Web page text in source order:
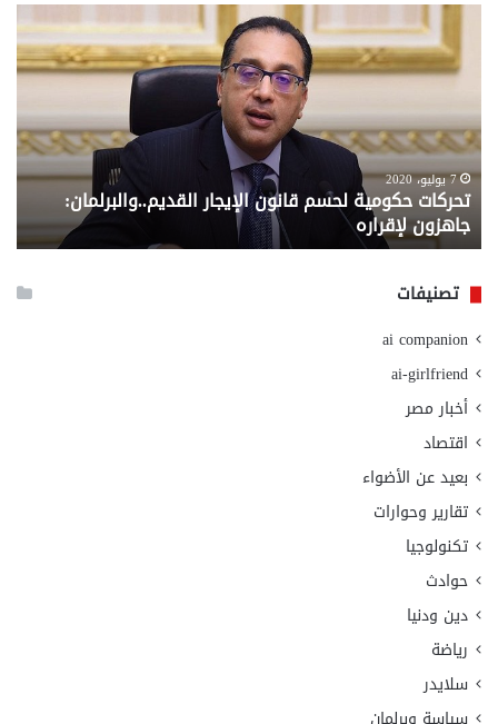
تحركات
حكومية
لحسم
قانون
القديم..والبرلمان:
جاهزون
لإقراره
7 يوليو، 2020
تحركات حكومية لحسم قانون الإيجار القديم..والبرلمان:
جاهزون لإقراره
..
من
تصنيفات
ai companion
ai-girlfriend
أخبار مصر
اقتصاد
بعيد عن الأضواء
تقارير وحوارات
تكنولوجيا
حوادث
دين ودنيا
رياضة
سلايدر